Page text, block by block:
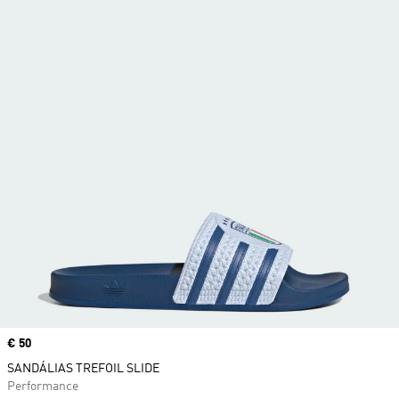
Price
€ 50
SANDÁLIAS TREFOIL SLIDE
Performance